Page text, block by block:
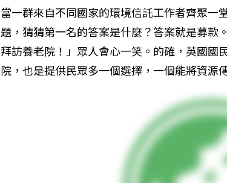
當一群來自不同國家的環境信託工作者齊聚一
題，猜猜第一名的答案是什麼？答案就是募款
拜訪養老院！」眾人會心一笑。的確，英國國
院，也是提供民眾多一個選擇，一個能將資源